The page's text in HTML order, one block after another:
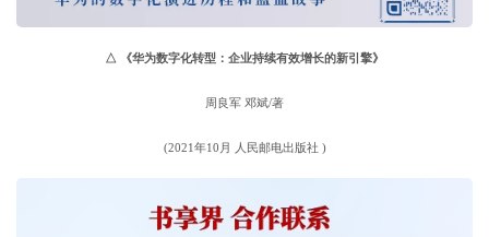
△ 《华为数字化转型：企业持续有效增长的新引擎》
周良军 邓斌/著
(2021年10月 人民邮电出版社 )